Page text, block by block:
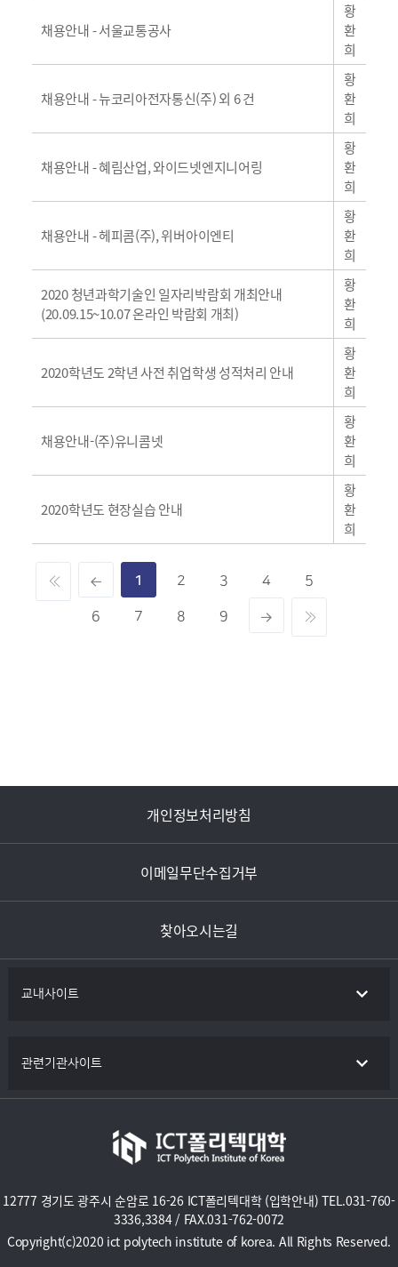
일
채용안내 - 서울교통공사
황
환
희
일
채용안내 - 뉴코리아전자통신(주) 외 6 건
황
환
희
일
채용안내 - 혜림산업, 와이드넷엔지니어링
황
환
희
일
채용안내 - 헤피콤(주), 위버아이엔티
황
환
희
일
반
2020 청년과학기술인 일자리박람회 개최안내
(20.09.15~10.07 온라인 박람회 개최)
황
환
희
일
2020학년도 2학년 사전 취업학생 성적처리 안내
황
환
희
일
채용안내-(주)유니콤넷
황
환
희
일
2020학년도 현장실습 안내
황
환
희
1 2 3 4 5
6 7 8 9
개인정보처리방침
이메일무단수집거부
찾아오시는길
교내사이트
관련기관사이트
12777 경기도 광주시 순암로 16-26 ICT폴리텍대학 (입학안내) TEL.031-760-
3336,3384 / FAX.031-762-0072
Copyright(c)2020 ict polytech institute of korea. All Rights Reserved.